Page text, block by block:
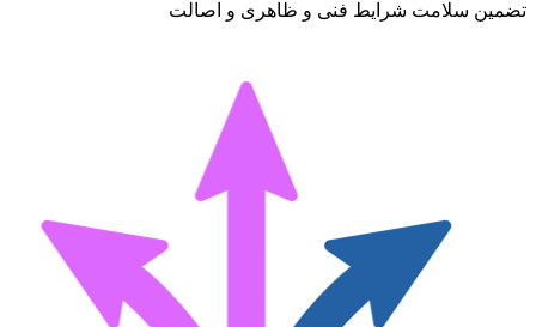
تضمین سلامت شرایط فنی و ظاهری و اصالت